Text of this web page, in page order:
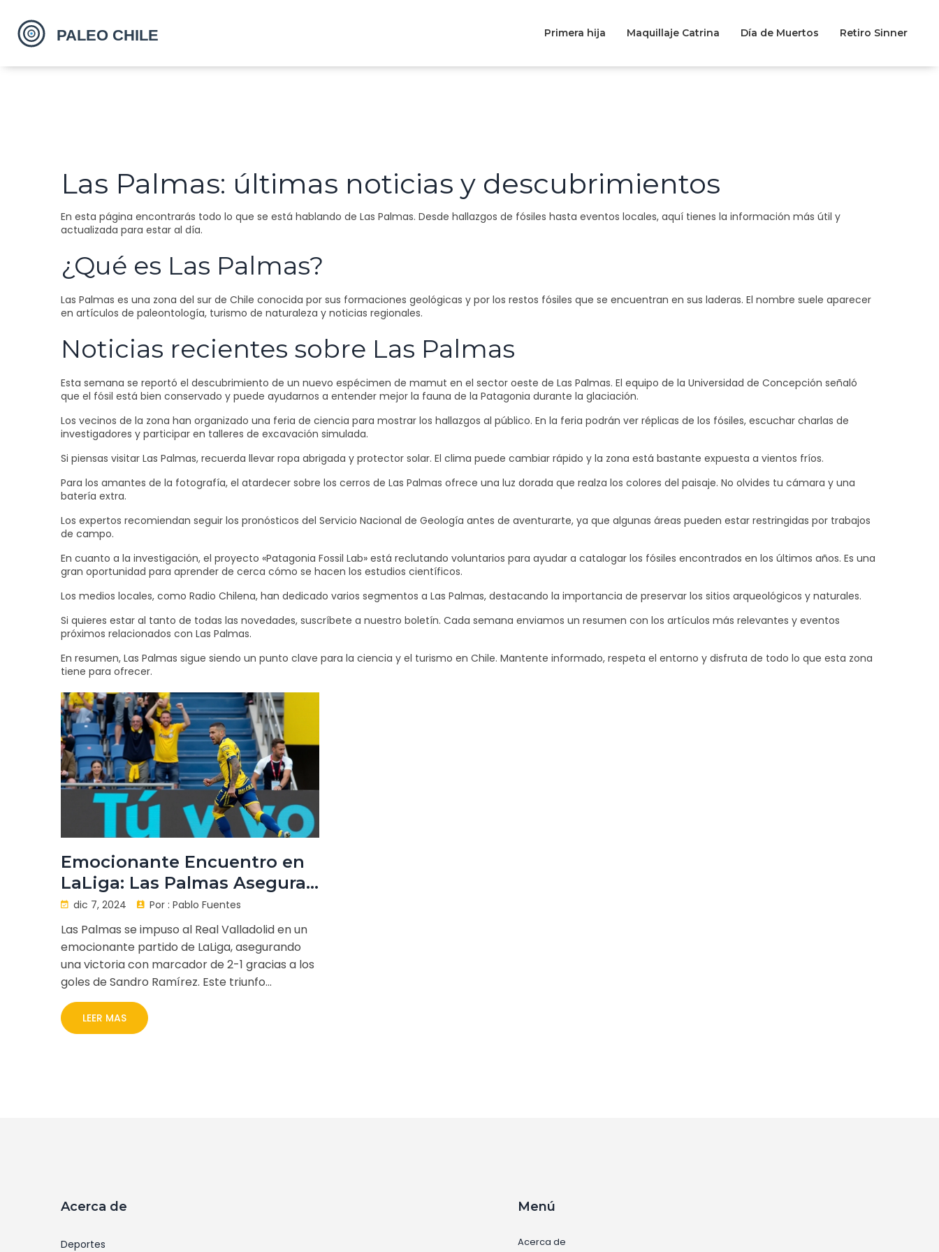
Primera hija Maquillaje Catrina Día de Muertos Retiro Sinner
Las Palmas: últimas noticias y descubrimientos
En esta página encontrarás todo lo que se está hablando de Las Palmas. Desde hallazgos de fósiles hasta eventos locales, aquí tienes la información más útil y
actualizada para estar al día.
¿Qué es Las Palmas?
Las Palmas es una zona del sur de Chile conocida por sus formaciones geológicas y por los restos fósiles que se encuentran en sus laderas. El nombre suele aparecer
en artículos de paleontología, turismo de naturaleza y noticias regionales.
Noticias recientes sobre Las Palmas
Esta semana se reportó el descubrimiento de un nuevo espécimen de mamut en el sector oeste de Las Palmas. El equipo de la Universidad de Concepción señaló
que el fósil está bien conservado y puede ayudarnos a entender mejor la fauna de la Patagonia durante la glaciación.
Los vecinos de la zona han organizado una feria de ciencia para mostrar los hallazgos al público. En la feria podrán ver réplicas de los fósiles, escuchar charlas de
investigadores y participar en talleres de excavación simulada.
Si piensas visitar Las Palmas, recuerda llevar ropa abrigada y protector solar. El clima puede cambiar rápido y la zona está bastante expuesta a vientos fríos.
Para los amantes de la fotografía, el atardecer sobre los cerros de Las Palmas ofrece una luz dorada que realza los colores del paisaje. No olvides tu cámara y una
batería extra.
Los expertos recomiendan seguir los pronósticos del Servicio Nacional de Geología antes de aventurarte, ya que algunas áreas pueden estar restringidas por trabajos
de campo.
En cuanto a la investigación, el proyecto «Patagonia Fossil Lab» está reclutando voluntarios para ayudar a catalogar los fósiles encontrados en los últimos años. Es una
gran oportunidad para aprender de cerca cómo se hacen los estudios científicos.
Los medios locales, como Radio Chilena, han dedicado varios segmentos a Las Palmas, destacando la importancia de preservar los sitios arqueológicos y naturales.
Si quieres estar al tanto de todas las novedades, suscríbete a nuestro boletín. Cada semana enviamos un resumen con los artículos más relevantes y eventos
próximos relacionados con Las Palmas.
En resumen, Las Palmas sigue siendo un punto clave para la ciencia y el turismo en Chile. Mantente informado, respeta el entorno y disfruta de todo lo que esta zona
tiene para ofrecer.
Emocionante Encuentro en
LaLiga: Las Palmas Asegura
Victoria Crucial ante el Real
Valladolid
dic 7, 2024 Por : Pablo Fuentes
Las Palmas se impuso al Real Valladolid en un
emocionante partido de LaLiga, asegurando
una victoria con marcador de 2-1 gracias a los
goles de Sandro Ramírez. Este triunfo
consolida la racha positiva del equipo bajo la
dirección de Diego Martínez, mientras que
Valladolid continúa luchando al final de la tabla
LEER MAS
Acerca de
Deportes
Menú
Acerca de